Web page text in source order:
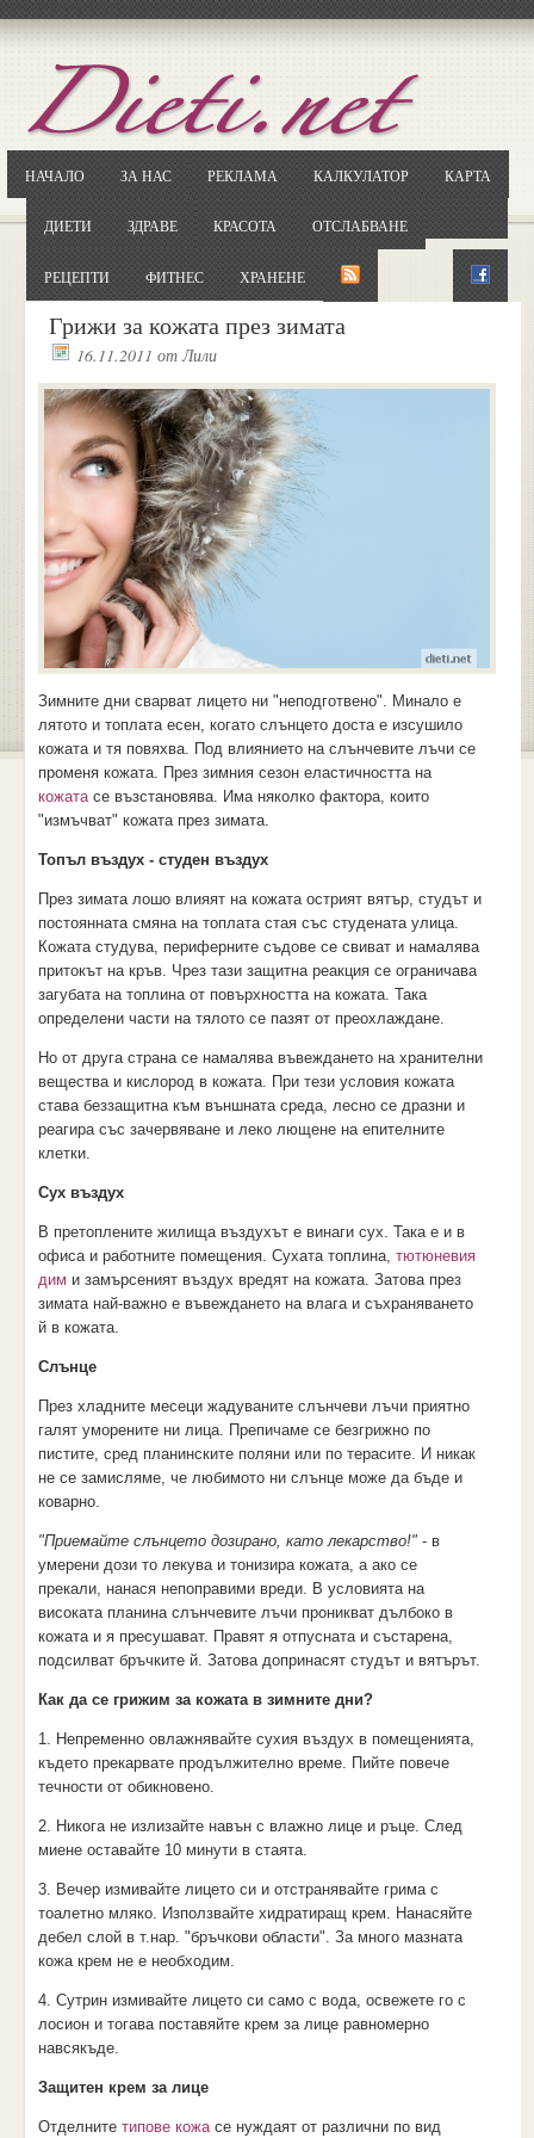
НАЧАЛО ЗА НАС РЕКЛАМА КАЛКУЛАТОР КАРТА
ДИЕТИ ЗДРАВЕ КРАСОТА ОТСЛАБВАНЕ
РЕЦЕПТИ ФИТНЕС ХРАНЕНЕ
Грижи за кожата през зимата
16.11.2011 отЛили
Зимните дни сварват лицето ни "неподготвено". Минало е
лятото и топлата есен, когато слънцето доста е изсушило
кожата и тя повяхва. Под влиянието на слънчевите лъчи се
променя кожата. През зимния сезон еластичността на
кожатасе възстановява. Има няколко фактора, които
"измъчват" кожата през зимата.
Топъл въздух - студен въздух
През зимата лошо влияят на кожата острият вятър, студът и
постоянната смяна на топлата стая със студената улица.
Кожата студува, периферните съдове се свиват и намалява
притокът на кръв. Чрез тази защитна реакция се ограничава
загубата на топлина от повърхността на кожата. Така
определени части на тялото се пазят от преохлаждане.
Но от друга страна се намалява въвеждането на хранителни
вещества и кислород в кожата. При тези условия кожата
става беззащитна към външната среда, лесно се дразни и
реагира със зачервяване и леко лющене на епителните
клетки.
Сух въздух
В претоплените жилища въздухът е винаги сух. Така е и в
офиса и работните помещения. Сухата топлина, тютюневия
дим и замърсеният въздух вредят на кожата. Затова през
зимата най-важно е въвеждането на влага и съхраняването
й в кожата.
Слънце
През хладните месеци жадуваните слънчеви лъчи приятно
галят уморените ни лица. Препичаме се безгрижно по
пистите, сред планинските поляни или по терасите. И никак
не се замисляме, че любимото ни слънце може да бъде и
коварно.
"Приемайте слънцето дозирано, като лекарство!"- в
умерени дози то лекува и тонизира кожата, а ако се
прекали, нанася непоправими вреди. В условията на
високата планина слънчевите лъчи проникват дълбоко в
кожата и я пресушават. Правят я отпусната и състарена,
подсилват бръчките й. Затова допринасят студът и вятърът.
Как да се грижим за кожата в зимните дни?
1. Непременно овлажнявайте сухия въздух в помещенията,
където прекарвате продължително време. Пийте повече
течности от обикновено.
2. Никога не излизайте навън с влажно лице и ръце. След
миене оставайте 10 минути в стаята.
3. Вечер измивайте лицето си и отстранявайте грима с
тоалетно мляко. Използвайте хидратиращ крем. Нанасяйте
дебел слой в т.нар. "бръчкови области". За много мазната
кожа крем не е необходим.
4. Сутрин измивайте лицето си само с вода, освежете го с
лосион и тогава поставяйте крем за лице равномерно
навсякъде.
Защитен крем за лице
Отделните типове кожасе нуждаят от различни по вид
ОтворетеGoogle.bg
Потърсете "Cloxy"
Кликнете на първия резултат
... и я въведете в полето: